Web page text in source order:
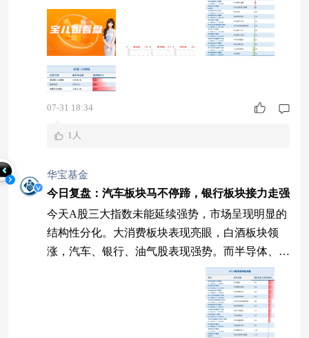
07-31 18:34
1人
华宝基金
今日复盘：汽车板块马不停蹄，银行板块接力走强
今天A股三大指数未能延续强势，市场呈现明显的
结构性分化。大消费板块表现亮眼，白酒板块领
涨，汽车、银行、油气股表现强势。而半导体、算
力硬件等板块再度承压回落，静待风险充分释放。
三大指数集体收跌 今天A股三大指数全天低位震
荡，尾盘跌幅有所收窄。个股涨跌比为1767:362
9，红方占比超3成。 7月30日大盘指数走势 （数据